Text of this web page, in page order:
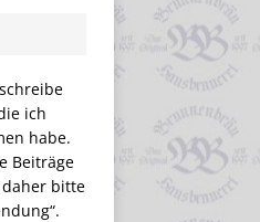
ich
habe.
Beiträge
daher bitte